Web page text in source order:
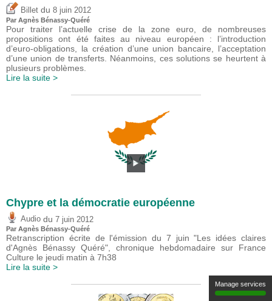
Billet du 8 juin 2012
Par Agnès Bénassy-Quéré
Pour traiter l’actuelle crise de la zone euro, de nombreuses
propositions ont été faites au niveau européen : l’introduction
d’euro-obligations, la création d’une union bancaire, l’acceptation
d’une union de transferts. Néanmoins, ces solutions se heurtent à
plusieurs problèmes.
Lire la suite >
Chypre et la démocratie européenne
Audio du 7 juin 2012
Par Agnès Bénassy-Quéré
Retranscription écrite de l'émission du 7 juin "Les idées claires
d'Agnès Bénassy Quéré", chronique hebdomadaire sur France
Culture le jeudi matin à 7h38
Lire la suite >
Manage services